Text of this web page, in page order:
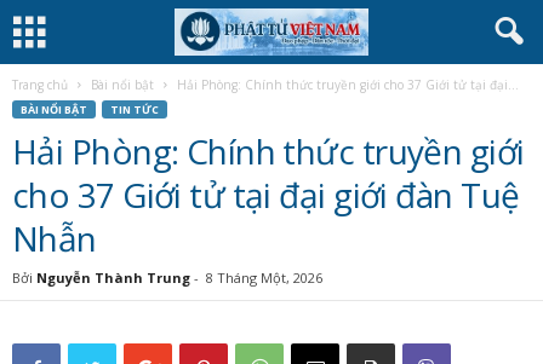
Trang chủ Bài nổi bật Hải Phòng: Chính thức truyền giới cho 37 Giới tử tại đại...
BÀI NỔI BẬT TIN TỨC
Hải Phòng: Chính thức truyền giới
cho 37 Giới tử tại đại giới đàn Tuệ
Nhẫn
Bởi Nguyễn Thành Trung - 8 Tháng Một, 2026